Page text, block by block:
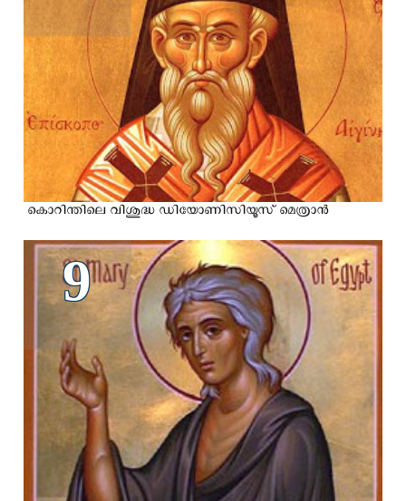
കൊറിന്തിലെ വിശുദ്ധ ഡിയോണിസിയൂസ് മെത്രാന്‍
9